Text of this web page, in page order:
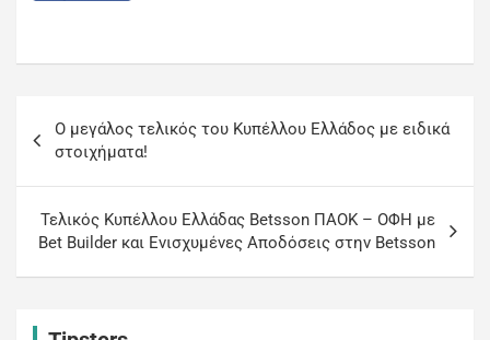
Ο μεγάλος τελικός του Κυπέλλου Ελλάδος με ειδικά
στοιχήματα!
Τελικός Κυπέλλου Ελλάδας Betsson ΠΑΟΚ – ΟΦΗ με
Bet Builder και Ενισχυμένες Αποδόσεις στην Betsson